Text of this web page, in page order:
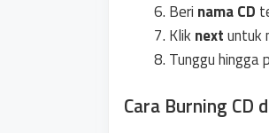
Beri nama CD
Klik nextuntuk
Tunggu hingga
Cara Burning CD